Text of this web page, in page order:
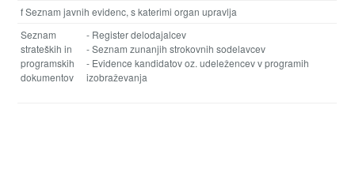
f Seznam javnih evidenc, s katerimi organ upravlja
Seznam
strateških in
programskih
dokumentov
- Register delodajalcev
- Seznam zunanjih strokovnih sodelavcev
- Evidence kandidatov oz. udeležencev v programih
izobraževanja